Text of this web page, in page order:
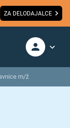
ZA DELODAJALCE
m/ž